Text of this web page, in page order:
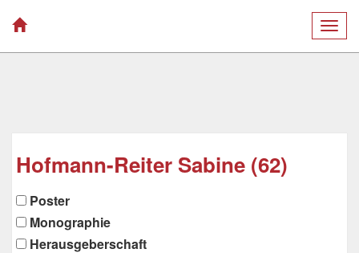
Hofmann-Reiter Sabine (62)
Poster
Monographie
Herausgeberschaft